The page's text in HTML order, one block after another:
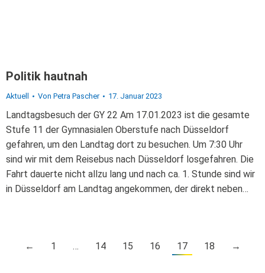
Politik hautnah
Aktuell Von Petra Pascher 17. Januar 2023
Landtagsbesuch der GY 22 Am 17.01.2023 ist die gesamte
Stufe 11 der Gymnasialen Oberstufe nach Düsseldorf
gefahren, um den Landtag dort zu besuchen. Um 7:30 Uhr
sind wir mit dem Reisebus nach Düsseldorf losgefahren. Die
Fahrt dauerte nicht allzu lang und nach ca. 1. Stunde sind wir
in Düsseldorf am Landtag angekommen, der direkt neben…
← 1 … 14 15 16 17 18 →